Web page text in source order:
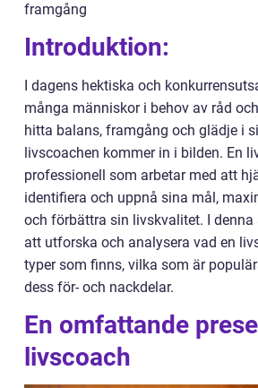
framgång
Introduktion:
I dagens hektiska och
många människor i behov av råd
hitta balans, framgång och glädje i
livscoachen kommer in i bilden. En
professionell som arbetar med att
identifiera och uppnå sina mål,
och förbättra sin livskvalitet. I denna
att utforska och analysera vad en
typer som finns, vilka som är
dess för- och nackdelar.
En omfattande
livscoach